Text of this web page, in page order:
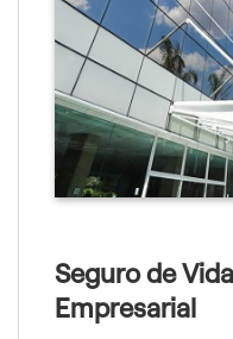
Seguro de
Empresarial